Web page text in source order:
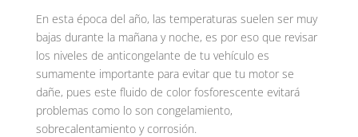
En esta época del año, las temperaturas suelen ser muy
bajas durante la mañana y noche, es por eso que revisar
los niveles de anticongelante de tu vehículo es
sumamente importante para evitar que tu motor se
dañe, pues este fluido de color fosforescente evitará
problemas como lo son congelamiento,
sobrecalentamiento y corrosión.